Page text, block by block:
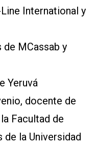
International y
MCassab y
Yeruvá
docente de
Facultad de
de la Universidad